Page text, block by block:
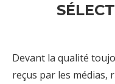
Devant la qualité
reçus par les médias,